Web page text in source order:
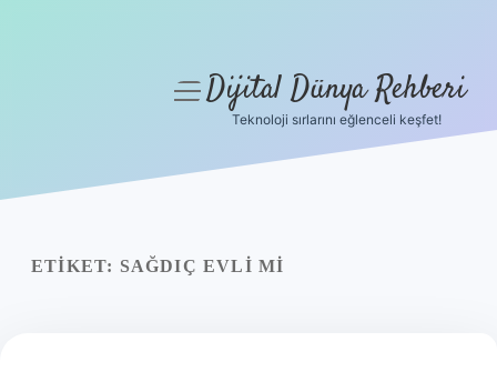
Yasal Uyarı
menüyüDijital Dünya Rehberi
Teknoloji sırlarını eğlenceli keşfet!
ETIKET: SAĞDIÇ EVLI MI